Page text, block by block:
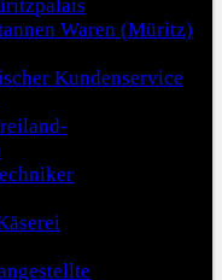
Waren (Müritz)
Kundenservice